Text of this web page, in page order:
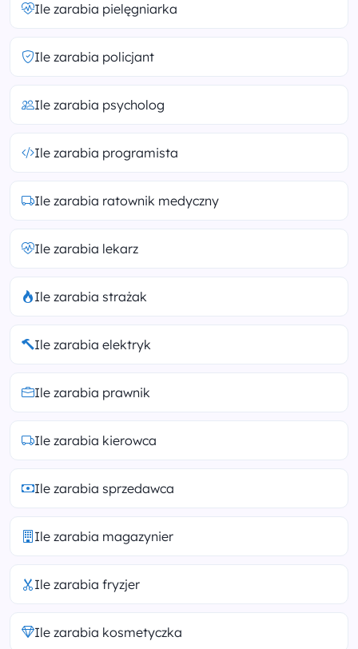
Ile zarabia pielęgniarka
Ile zarabia policjant
Ile zarabia psycholog
Ile zarabia programista
Ile zarabia ratownik medyczny
Ile zarabia lekarz
Ile zarabia strażak
Ile zarabia elektryk
Ile zarabia prawnik
Ile zarabia kierowca
Ile zarabia sprzedawca
Ile zarabia magazynier
Ile zarabia fryzjer
Ile zarabia kosmetyczka